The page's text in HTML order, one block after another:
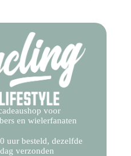
voor
en wielerfanaten
uur besteld, dezelfde
verzonden